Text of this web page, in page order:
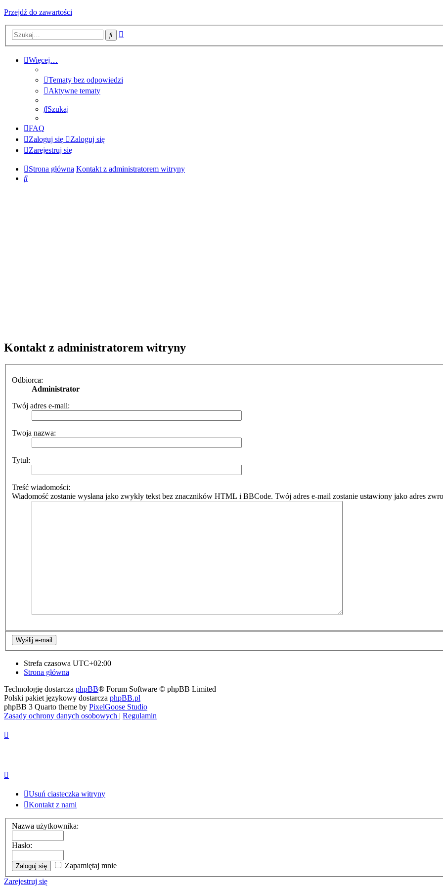
Przejdź do zawartości
Szukaj
Więcej…
Tematy bez odpowiedzi
Aktywne tematy
Szukaj
FAQ
Zaloguj się
Zaloguj się
Zarejestruj się
Strona główna Kontakt z administratorem witryny
Szukaj
Kontakt z administratorem witryny
Odbiorca:
Administrator
Twój adres e-mail:
Twoja nazwa:
Tytuł:
Treść wiadomości:
Wiadomość zostanie wysłana jako zwykły tekst bez znaczników HTML i BBCode. Twój adres e-mail zostanie ustawiony jako adres
Strefa czasowa UTC+02:00
Strona główna
Technologię dostarcza phpBB® Forum Software © phpBB Limited
Polski pakiet językowy dostarcza phpBB.pl
phpBB 3 Quarto theme by PixelGoose Studio
Zasady ochrony danych osobowych | Regulamin
Usuń ciasteczka witryny
Kontakt z nami
Nazwa użytkownika:
Hasło:
Zapamiętaj mnie
Zarejestruj się